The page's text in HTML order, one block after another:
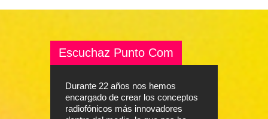
Escuchaz Punto Com
Durante 22 años nos hemos
encargado de crear los conceptos
radiofónicos más innovadores